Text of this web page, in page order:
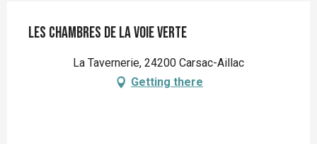
Les Chambres de la voie verte
La Tavernerie, 24200 Carsac-Aillac
Getting there